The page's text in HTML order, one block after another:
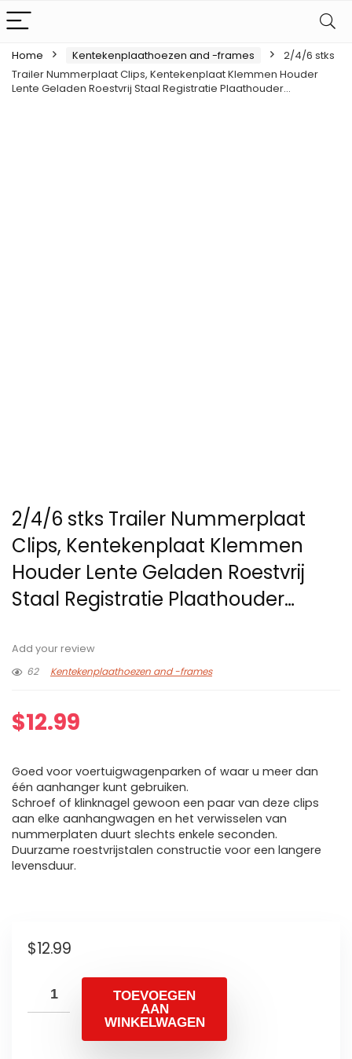
Home Kentekenplaathoezen and -frames
2/4/6 stks
Trailer Nummerplaat Clips, Kentekenplaat Klemmen Houder
Lente Geladen Roestvrij Staal Registratie Plaathouder…
2/4/6 stks Trailer Nummerplaat
Clips, Kentekenplaat Klemmen
Houder Lente Geladen Roestvrij
Staal Registratie Plaathouder…
Add your review
62
Kentekenplaathoezen and -frames
$12.99
Goed voor voertuigwagenparken of waar u meer dan
één aanhanger kunt gebruiken.
Schroef of klinknagel gewoon een paar van deze clips
aan elke aanhangwagen en het verwisselen van
nummerplaten duurt slechts enkele seconden.
Duurzame roestvrijstalen constructie voor een langere
levensduur.
$12.99
TOEVOEGEN
AAN
WINKELWAGEN